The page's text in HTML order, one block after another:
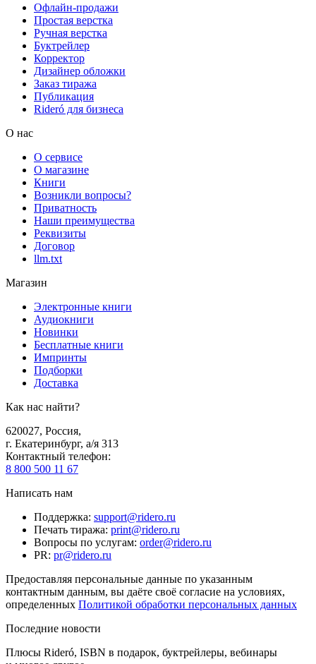
Офлайн-продажи
Простая верстка
Ручная верстка
Буктрейлер
Корректор
Дизайнер обложки
Заказ тиража
Публикация
Rideró для бизнеса
О нас
О сервисе
О магазине
Книги
Возникли вопросы?
Приватность
Наши преимущества
Реквизиты
Договор
llm.txt
Магазин
Электронные книги
Аудиокниги
Новинки
Бесплатные книги
Импринты
Подборки
Доставка
Как нас найти?
620027, Россия,
г. Екатеринбург, а/я 313
Контактный телефон:
8 800 500 11 67
Написать нам
Поддержка: support@ridero.ru
Печать тиража: print@ridero.ru
Вопросы по услугам: order@ridero.ru
PR: pr@ridero.ru
Предоставляя персональные данные по указанным
контактным данным, вы даёте своё согласие на условиях,
определенных Политикой обработки персональных данных
Последние новости
Плюсы Rideró, ISBN в подарок, буктрейлеры, вебинары